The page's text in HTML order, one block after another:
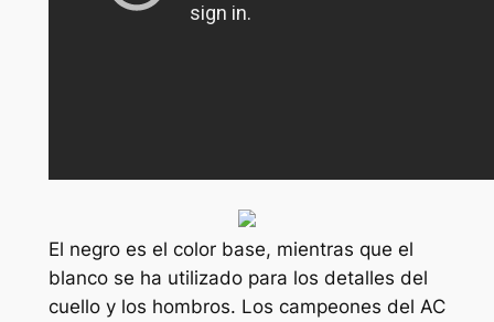
El negro es el color base, mientras que el
blanco se ha utilizado para los detalles del
cuello y los hombros. Los campeones del AC